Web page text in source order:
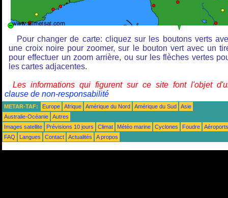
Pour changer de carte: cliquez sur les boutons verts
une croix noire pour zoomer, sur le bouton vert avec un
pour effectuer un zoom arrière, ou sur les flèches vertes
les cartes adjacentes.
Les informations qui figurent sur ce site font l'objet
clause de non-responsabilité
METAR-TAF: Europe Afrique Amérique du Nord Amérique du Sud
Asie
Australie-Océanie
Autres
Images satellite
Prévisions 10 jours Climat Météo marine Cyclones Foudre
Aéroports
FAQ
Langues Contact Actualités A propos